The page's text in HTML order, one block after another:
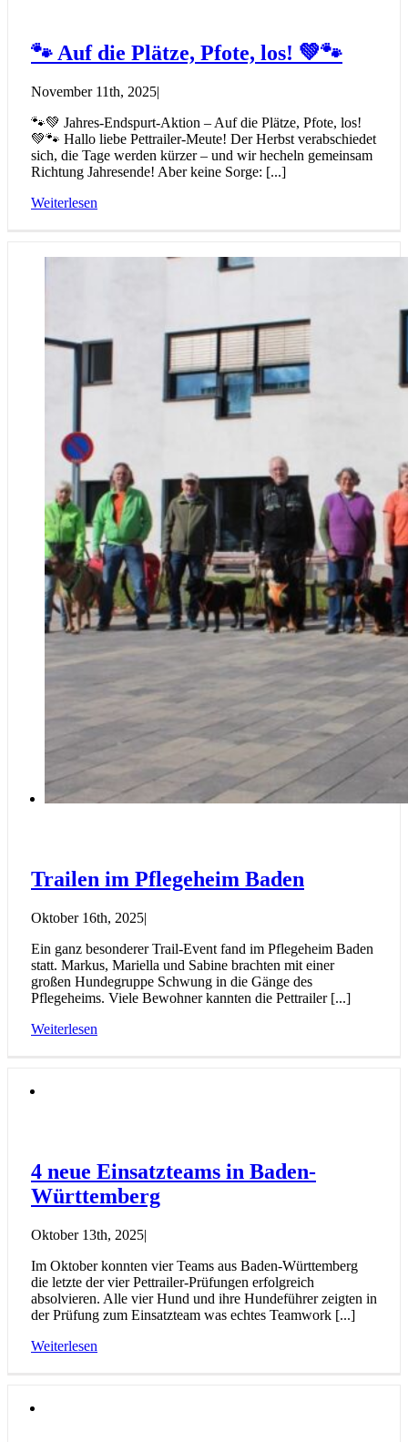
🐾 Auf die Plätze, Pfote, los! 💚🐾
November 11th, 2025|
🐾💚 Jahres-Endspurt-Aktion – Auf die Plätze, Pfote, los!
💚🐾 Hallo liebe Pettrailer-Meute! Der Herbst verabschiedet
sich, die Tage werden kürzer – und wir hecheln gemeinsam
Richtung Jahresende! Aber keine Sorge: [...]
Weiterlesen
Trailen im Pflegeheim Baden
Oktober 16th, 2025|
Ein ganz besonderer Trail-Event fand im Pflegeheim Baden
statt. Markus, Mariella und Sabine brachten mit einer
großen Hundegruppe Schwung in die Gänge des
Pflegeheims. Viele Bewohner kannten die Pettrailer [...]
Weiterlesen
4 neue Einsatzteams in Baden-
Württemberg
Oktober 13th, 2025|
Im Oktober konnten vier Teams aus Baden-Württemberg
die letzte der vier Pettrailer-Prüfungen erfolgreich
absolvieren. Alle vier Hund und ihre Hundeführer zeigten in
der Prüfung zum Einsatzteam was echtes Teamwork [...]
Weiterlesen